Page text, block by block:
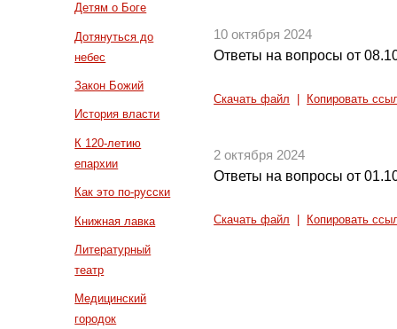
Детям о Боге
Дотянуться до
небес
Закон Божий
История власти
К 120-летию
епархии
Как это по-русски
Книжная лавка
Литературный
театр
Медицинский
городок
10 октября 2024
Ответы на вопросы от
Скачать файл Копировать
2 октября 2024
Ответы на вопросы от
Скачать файл Копировать